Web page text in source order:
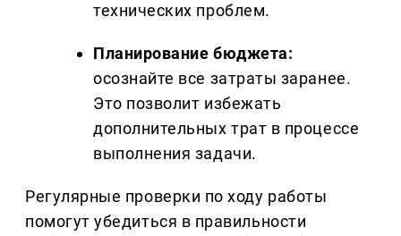
технических проблем.
Планирование бюджета:
осознайте все затраты заранее.
Это позволит избежать
дополнительных трат в процессе
выполнения задачи.
Регулярные проверки по ходу работы
помогут убедиться в правильности